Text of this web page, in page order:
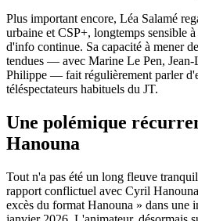
Plus important encore, Léa Salamé
urbaine et CSP+, longtemps sensible
d'info continue. Sa capacité à mener
tendues — avec Marine Le Pen,
Philippe — fait régulièrement parler
téléspectateurs habituels du JT.
Une polémique
Hanouna
Tout n'a pas été un long fleuve
rapport conflictuel avec Cyril
excès du format Hanouna » dans une